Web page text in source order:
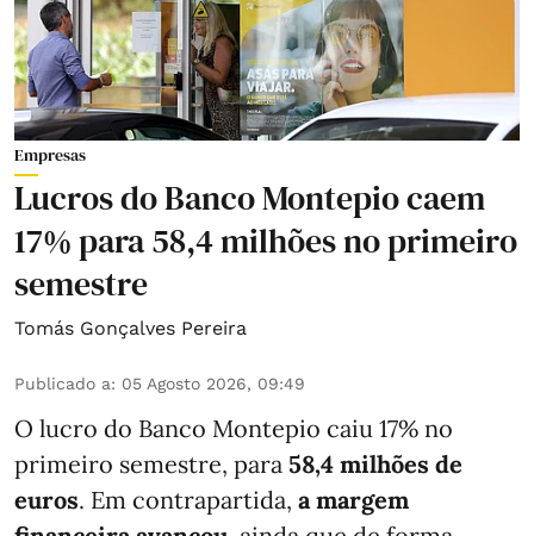
Empresas
Lucros do Banco Montepio caem
17% para 58,4 milhões no primeiro
semestre
Tomás Gonçalves Pereira
Publicado a: 05 Agosto 2026, 09:49
O lucro do Banco Montepio caiu 17% no
primeiro semestre, para 58,4 milhões de
euros. Em contrapartida, a margem